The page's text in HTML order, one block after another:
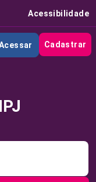
Acessibilidade
Cadastrar